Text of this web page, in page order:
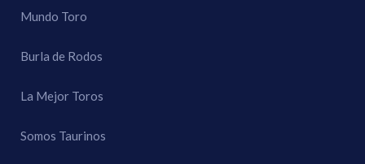
Mundo Toro
Burla de Rodos
La Mejor Toros
Somos Taurinos